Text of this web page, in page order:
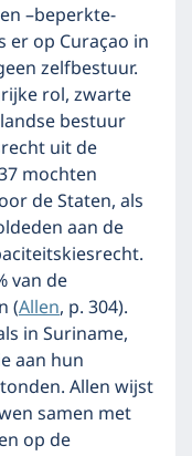
–beperkte-
er op Curaçao in
zelfbestuur.
rol, zwarte
bestuur
uit de
mochten
de Staten, als
aan de
van de
(Allen, p. 304).
in Suriname,
aan hun
Allen wijst
samen met
op de